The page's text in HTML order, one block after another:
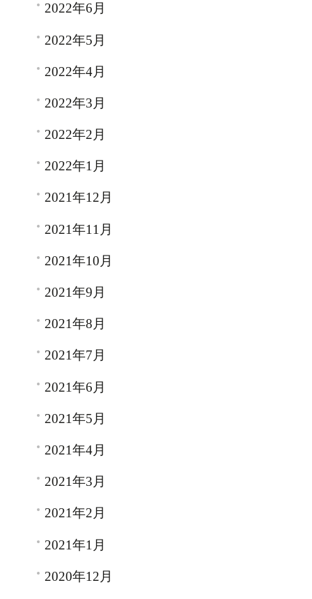
2022年6月
2022年5月
2022年4月
2022年3月
2022年2月
2022年1月
2021年12月
2021年11月
2021年10月
2021年9月
2021年8月
2021年7月
2021年6月
2021年5月
2021年4月
2021年3月
2021年2月
2021年1月
2020年12月